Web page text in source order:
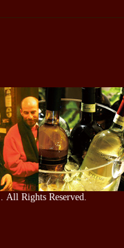
. All Rights Reserved.